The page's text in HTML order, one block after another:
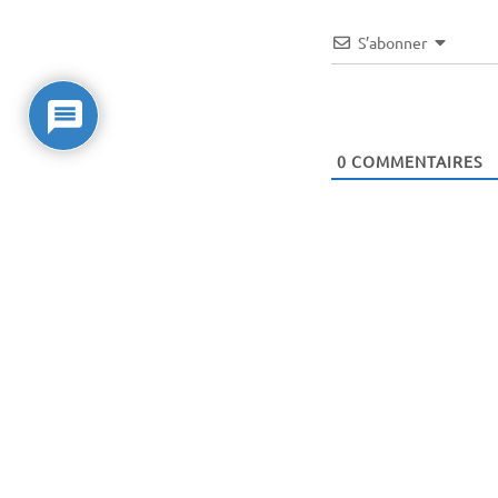
S’abonner
0 COMMENTAIRES